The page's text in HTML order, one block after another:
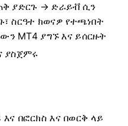
ያድርጉ → ድራይቭ ሲን
ስርዓተ ክወናዎ የተጫነበት
MT4 ያግኙ እና ይሰርዙት
ያስጀምሩ
በፎርክስ እና በወርቅ ላይ